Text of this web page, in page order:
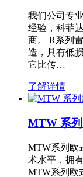
我们公司专
经验，科菲
商。 R系列
造，具有低
它比传…
了解详情
MTW 系
MTW系列欧
术水平，拥
MTW系列欧